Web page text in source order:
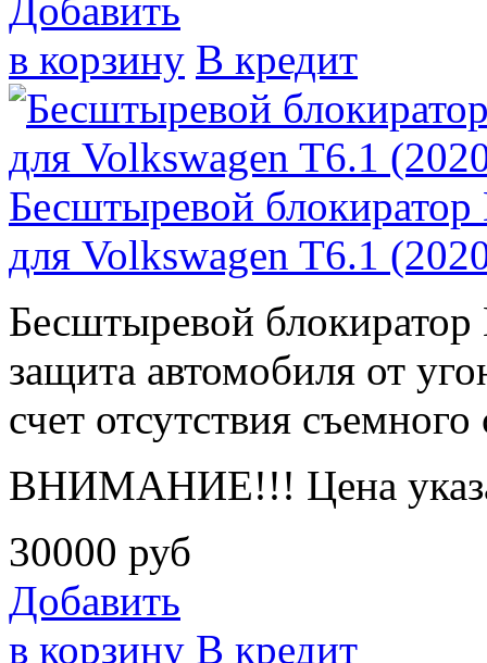
Добавить
в корзину В кредит
Бесштыревой
для Volkswagen T6.1
Бесштыревой
защита автомобиля от
счет отсутствия съемного
ВНИМАНИЕ!!! Цена
30000 руб
Добавить
в корзину В кредит